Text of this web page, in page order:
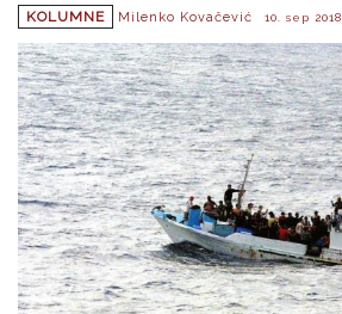
KOLUMNE Milenko Kovačević 10. sep 2018.